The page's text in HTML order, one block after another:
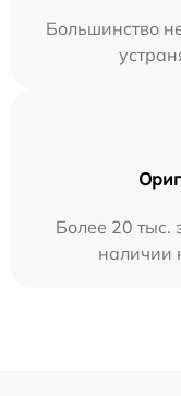
Большинство
Более 20 тыс.
наличии